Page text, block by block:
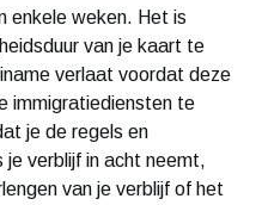
enkele weken. Het is
van je kaart te
verlaat voordat deze
immigratiediensten te
je de regels en
verblijf in acht neemt,
van je verblijf of het